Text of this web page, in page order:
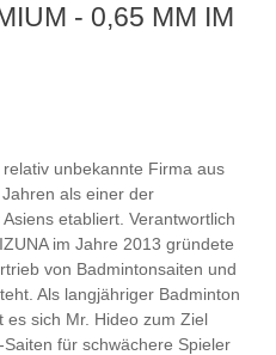
- 0,65 MM IM
unbekannte Firma aus
als einer der
etabliert. Verantwortlich
im Jahre 2013 gründete
von Badmintonsaiten und
Als langjähriger Badminton
sich Mr. Hideo zum Ziel
für schwächere Spieler